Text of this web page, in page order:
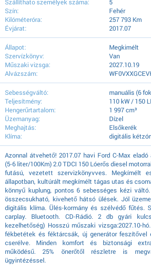
Szállíthato személyek száma:
5
Szín:
Fehér
Kilóméteróra:
257 793 Km
Évjárat:
2017.07
Állapot:
Megkimélt
Szervízkönyv:
Van
Műszaki vizsga:
2027.10.19
Alvázszám:
Sebességváltó:
manuális (6
Teljesítmény:
110 kW / 150
Hengerűrtartalom:
1 997 cm³
Üzemanyag:
Dízel
Meghajtás:
Elsőkerék
Klíma:
digitális
Azonnal átvehető! 2017.07 havi Ford C-Max
(5-6 liter/100Km) 2.0 TDCI 150 Lóerős diesel
futású, vezetett szervizkönyvves. Megkímélt
állapotban, kultúrált megkímélt tágas utas és
könnyű kuplung, pontos 6 sebességes kézi
összecsukható, kivehető hátsó ülések. Jól
digitális klíma. Ülés-kormány és szélvédő fűtés.
carplay. Bluetooth. CD-Rádió. 2 db gyári
kezelhetőség) Hosszú műszaki vizsga:2027.10-
fékbetétek és féktárcsák, új generátor
cserélve. Minden komfort és biztonsági
működésű. 25% önerőtől részletre is
ügyintézéssel.